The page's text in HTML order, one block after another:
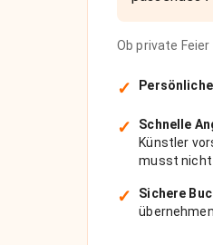
Ob private
✓
✓ Schnelle
Künstler
musst nicht
✓ Sichere